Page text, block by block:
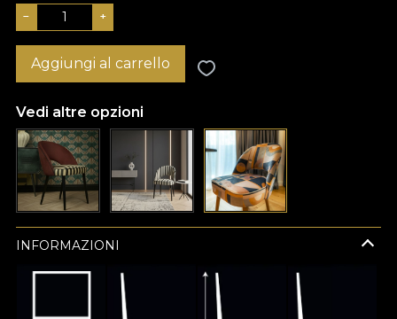
− +
Aggiungi al carrello
Vedi altre opzioni
INFORMAZIONI